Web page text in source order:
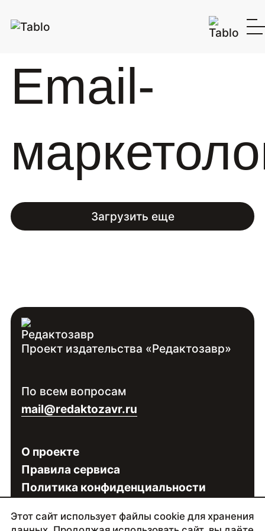
Email-
Загрузить еще
Проект издательства «Редактозавр»
По всем вопросам
mail@redaktozavr.ru
О проекте
Правила сервиса
Политика конфиденциальности
Этот сайт использует файлы cookie для хранения